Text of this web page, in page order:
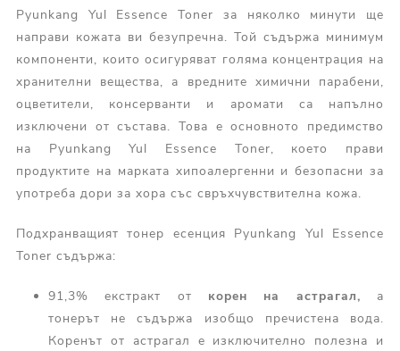
Pyunkang Yul Essence Toner за няколко минути ще
направи кожата ви безупречна. Той съдържа минимум
компоненти, които осигуряват голяма концентрация на
хранителни вещества, а вредните химични парабени,
оцветители, консерванти и аромати са напълно
изключени от състава. Това е основното предимство
на Pyunkang Yul Essence Toner, което прави
продуктите на марката хипоалергенни и безопасни за
употреба дори за хора със свръхчувствителна кожа.
Подхранващият тонер есенция Pyunkang Yul Essence
Toner съдържа:
91,3% екстракт от корен на астрагал, а
тонерът не съдържа изобщо пречистена вода.
Коренът от астрагал е изключително полезна и